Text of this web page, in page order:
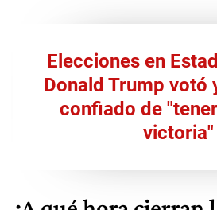
Elecciones en
Donald Trump votó
confiado de
victoria"